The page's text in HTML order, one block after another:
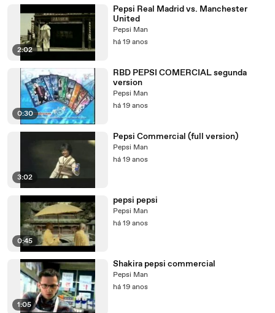
2:02
Pepsi Real Madrid vs. Manchester
United
Pepsi Man
há 19 anos
0:30
RBD PEPSI COMERCIAL segunda
version
Pepsi Man
há 19 anos
3:02
Pepsi Commercial (full version)
Pepsi Man
há 19 anos
0:45
pepsi pepsi
Pepsi Man
há 19 anos
1:05
Shakira pepsi commercial
Pepsi Man
há 19 anos